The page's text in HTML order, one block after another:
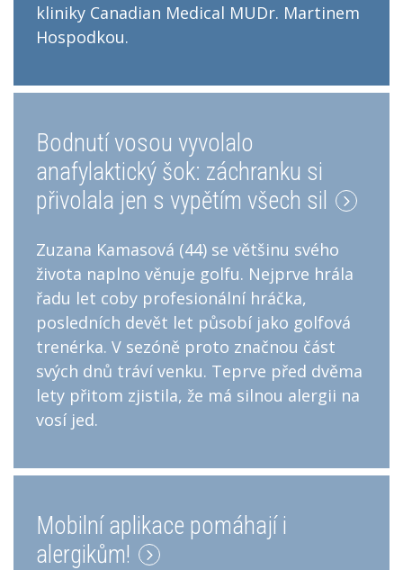
kliniky Canadian Medical MUDr. Martinem
Hospodkou.
Bodnutí vosou vyvolalo
anafylaktický šok: záchranku si
přivolala jen s vypětím všech sil
Zuzana Kamasová (44) se většinu svého
života naplno věnuje golfu. Nejprve hrála
řadu let coby profesionální hráčka,
posledních devět let působí jako golfová
trenérka. V sezóně proto značnou část
svých dnů tráví venku. Teprve před dvěma
lety přitom zjistila, že má silnou alergii na
vosí jed.
Mobilní aplikace pomáhají i
alergikům!